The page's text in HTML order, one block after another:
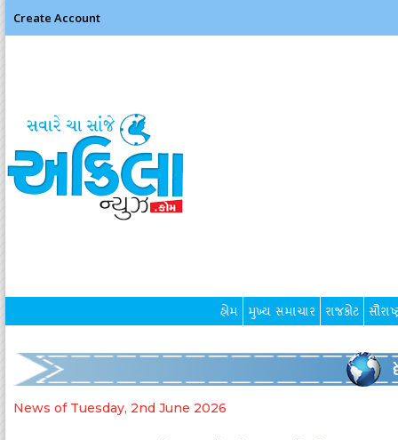
Create Account
હોમ મુખ્ય સમાચાર રાજકોટ
News of Tuesday, 2nd June 2026